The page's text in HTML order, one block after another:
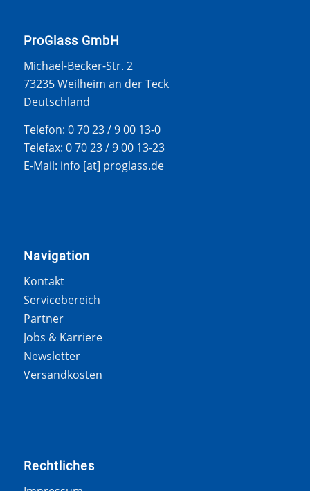
ProGlass GmbH
Michael-Becker-Str. 2
73235 Weilheim an der Teck
Deutschland
Telefon: 0 70 23 / 9 00 13-0
Telefax: 0 70 23 / 9 00 13-23
E-Mail: info [at] proglass.de
Navigation
Kontakt
Servicebereich
Partner
Jobs & Karriere
Newsletter
Versandkosten
Rechtliches